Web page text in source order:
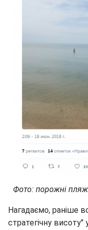
Фото: порожні
Нагадаємо, раніше
стратегічну висоту"